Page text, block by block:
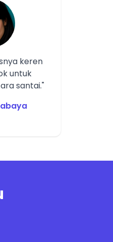
keren
untuk
santai."